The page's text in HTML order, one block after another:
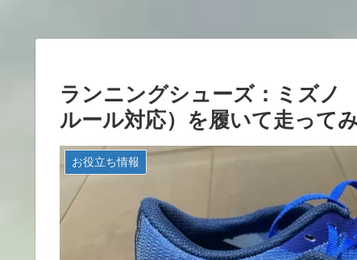
ランニングシューズ：ミズ
ルール対応）を履いて走って
お役立ち情報